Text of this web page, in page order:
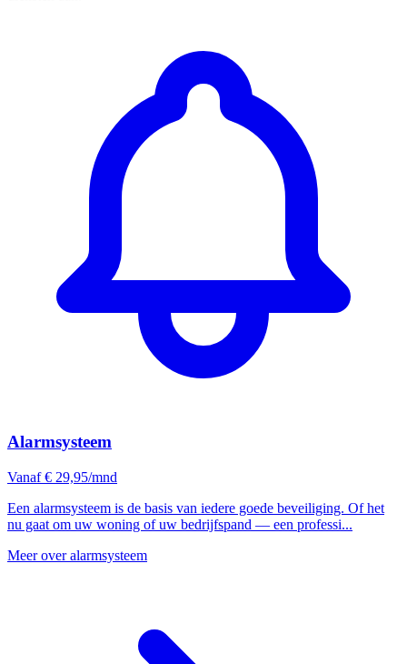
Alarmsysteem
Vanaf € 29,95/mnd
Een alarmsysteem is de basis van iedere goede beveiliging. Of het
nu gaat om uw woning of uw bedrijfspand — een professi...
Meer over alarmsysteem